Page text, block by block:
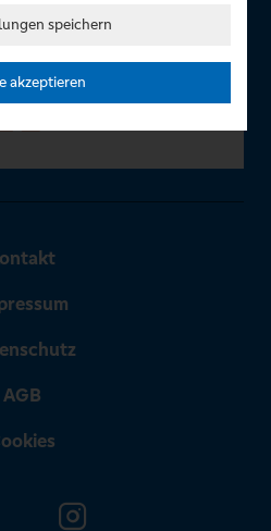
mit
AGB
speichern
akzeptieren